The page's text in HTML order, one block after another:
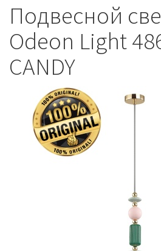
Подвесной
Odeon Light
CANDY